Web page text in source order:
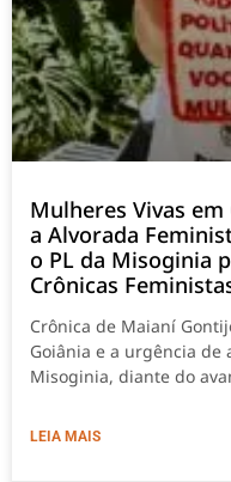
Mulheres Vivas
a Alvorada
o PL da Misoginia
Crônicas
Crônica de Maianí
Goiânia e a urgência de
Misoginia, diante do
LEIA MAIS